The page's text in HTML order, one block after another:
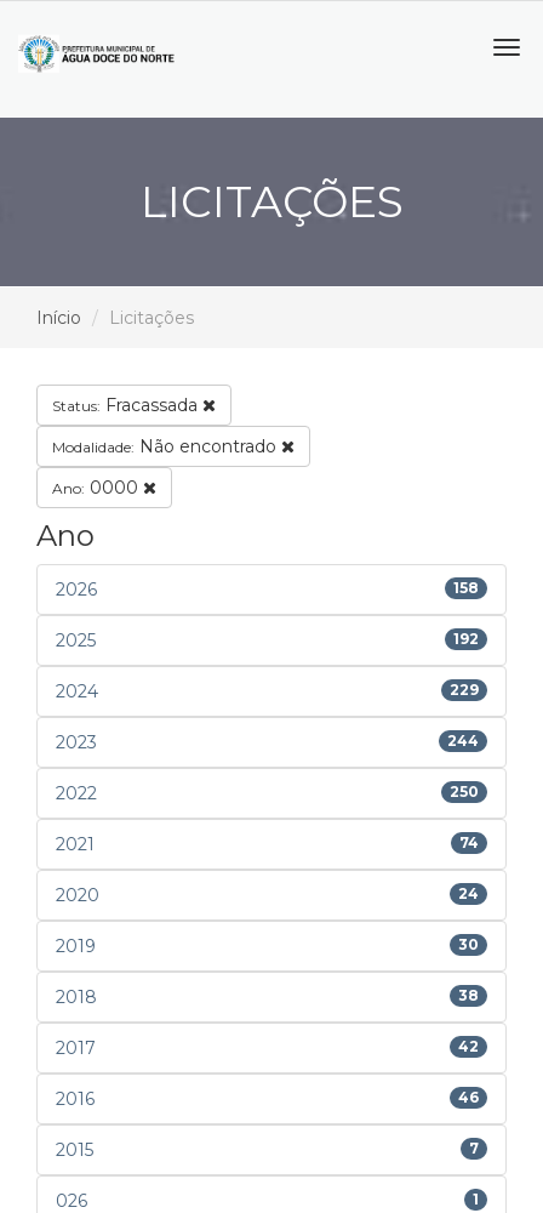
LICITAÇÕES
Início Licitações
Status: Fracassada
Modalidade: Não encontrado
Ano: 0000
Ano
2026 158
2025 192
2024 229
2023 244
2022 250
2021 74
2020 24
2019 30
2018 38
2017 42
2016 46
2015 7
026 1